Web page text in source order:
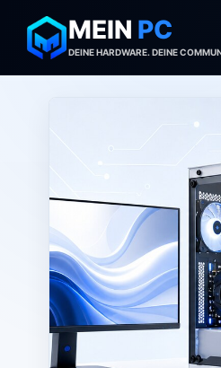
MEIN PC
DEINE HARDWARE. DEINE